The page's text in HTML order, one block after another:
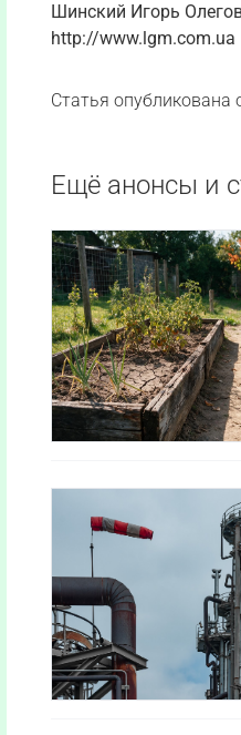
Шинский Игорь
http://www.lgm.com.ua
Статья опубликована
Ещё анонсы и